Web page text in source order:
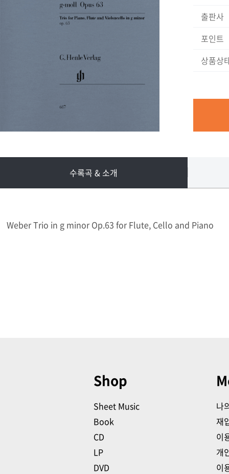
출판사
포인트
상품상
수록곡 & 소개
Weber Trio in g minor Op.63 for Flute, Cello and Piano
Shop
Sheet Music
Book
CD
LP
DVD
나
재
이
개
이